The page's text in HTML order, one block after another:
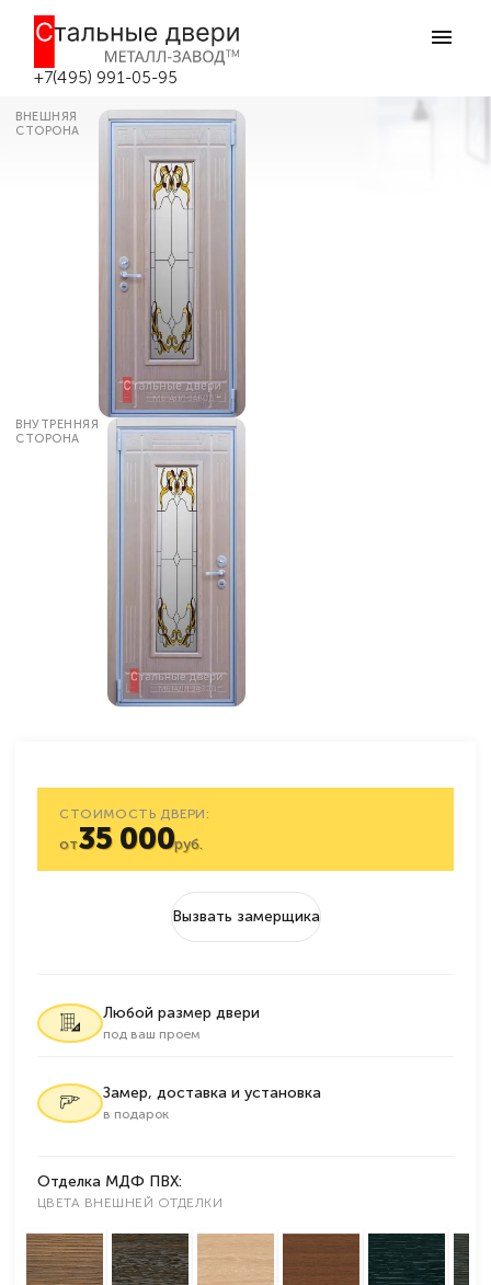
+7(495) 991-05-95
Белая входная дверь с цветным
витражом №24 в Москве
Главная
ВНЕШНЯЯ
СТОРОНА
ВНУТРЕННЯЯ
СТОРОНА
СТОИМОСТЬ ДВЕРИ:
от35 000руб.
Вызвать замерщика
Любой размер двери
под ваш проем
Замер, доставка и установка
в подарок
Отделка МДФ ПВХ:
ЦВЕТА ВНЕШНЕЙ ОТДЕЛКИ